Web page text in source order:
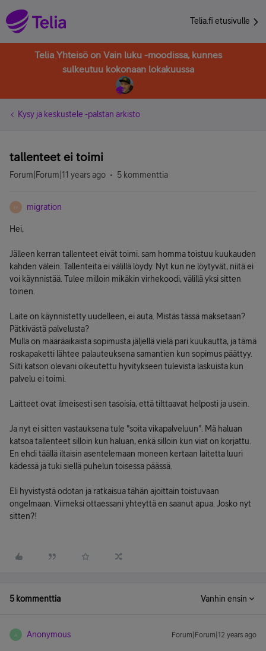
Telia.fi etusivulle
Telia Yhteisö on Vain luku -moodissa, kunnes
sulkeutuu kokonaan lokakuussa
Kysy ja keskustele -palstan arkisto
tallenteet ei toimi
Forum|Forum|11 years ago 5 kommenttia
M migration
Hei,
Jälleen kerran tallenteet eivät toimi. sam homma toistuu kuukauden
kahden välein. Tallenteita ei välillä löydy. Nyt kun ne löytyvät, niitä ei
voi käynnistää. Tulee milloin mikäkin virhekoodi, välillä yksi sitten
toinen.
Laite on käynnistetty uudelleen, ei auta. Mistäs tässä maksetaan?
Pätkivästä palvelusta?
Mulla on määräaikaista sopimusta jäljellä vielä pari kuukautta, ja tämä
roskapaketti lähtee palauteuksena samantien kun sopimus päättyy.
Silti katson olevani oikeutettu hyvitykseen tulevista laskuista kun
palvelu ei toimi.
Laitteet ovat ilmeisesti sen tasoisia, että tilttaavat helposti ja usein.
Ja nyt ei sitten vastauksena tule "soita vikapalveluun". Mä haluan
katsoa tallenteet silloin kun haluan, enkä silloin kun viat on korjattu.
En ehdi täällä iltaisin asentelemaan moneen kertaan laitetta luuri
kädessä ja tuki siellä puhelun toisessa päässä.
Eli hyvistystä odotan ja ratkaisua tähän ajoittain toistuvaan
ongelmaan. Viimeksi ottaessani yhteyttä en saanut apua. Josko nyt
sitten?!
5 kommenttia Vanhin ensin
A Anonymous Forum|Forum|12 years ago